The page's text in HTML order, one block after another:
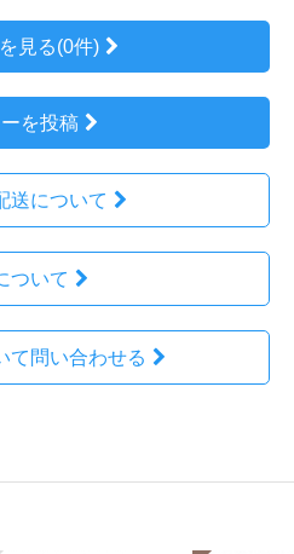
見る(0件)
を投稿
送について
ついて
て問い合わせる